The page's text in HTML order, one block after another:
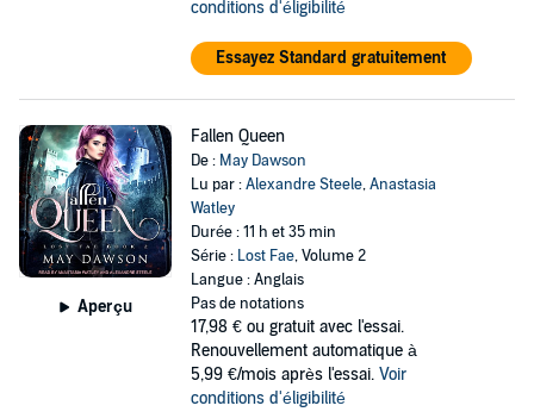
conditions d'éligibilité
Essayez Standard gratuitement
Aperçu
Fallen Queen
De : May Dawson
Lu par :Alexandre Steele,Anastasia
Watley
Durée : 11 h et 35 min
Série : Lost Fae, Volume 2
Langue : Anglais
Pas de notations
17,98 € ou gratuit avec l'essai.
Renouvellement automatique à
5,99 €/mois après l'essai. Voir
conditions d'éligibilité